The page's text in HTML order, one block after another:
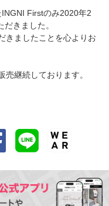
Firstのみ2020年2
きました。
きましたことを心よりお
継続しております。